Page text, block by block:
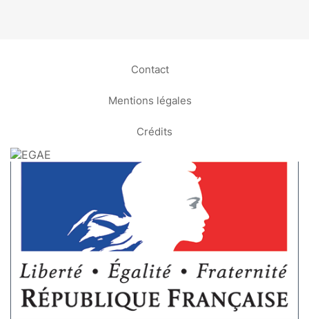
Contact
Mentions légales
Crédits